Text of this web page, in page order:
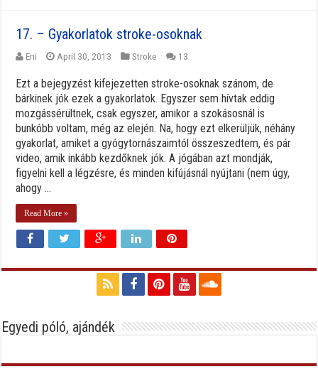
17. – Gyakorlatok stroke-osoknak
Eni April 30, 2013 Stroke 13
Ezt a bejegyzést kifejezetten stroke-osoknak szánom, de
bárkinek jók ezek a gyakorlatok. Egyszer sem hívtak eddig
mozgássérültnek, csak egyszer, amikor a szokásosnál is
bunkóbb voltam, még az elején. Na, hogy ezt elkerüljük, néhány
gyakorlat, amiket a gyógytornászaimtól összeszedtem, és pár
video, amik inkább kezdőknek jók. A jógában azt mondják,
figyelni kell a légzésre, és minden kifújásnál nyújtani (nem úgy,
ahogy ...
Read More »
Egyedi póló, ajándék